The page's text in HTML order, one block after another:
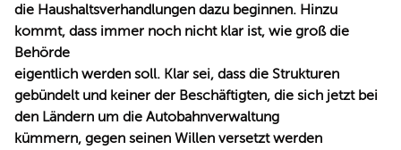
die Haushaltsverhandlungen dazu beginnen. Hinzu
kommt, dass immer noch nicht klar ist, wie groß die
Behörde
eigentlich werden soll. Klar sei, dass die Strukturen
gebündelt und keiner der Beschäftigten, die sich jetzt bei
den Ländern um die Autobahnverwaltung
kümmern, gegen seinen Willen versetzt werden